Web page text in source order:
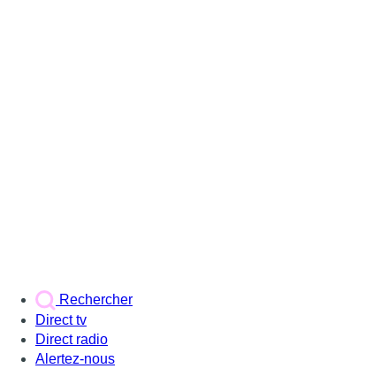
Rechercher
Direct tv
Direct radio
Alertez-nous